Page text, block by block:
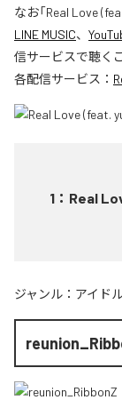
なお「Real Love
LINE MUSIC、
信サービスで聴く
各配信サービス：
1 ： Real
ジャンル： アイド